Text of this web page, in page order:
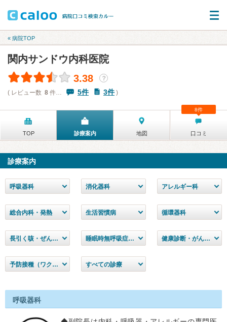
« 病院TOP
関内サンドウ内科医院
3.38
？
( レビュー数 8 件… 5件 3件)
TOP 診療案内 地図 口コミ
8件
診療案内
呼吸器科 消化器科 アレルギー科
総合内科・発熱 生活習慣病 循環器科
長引く咳・ぜんそく 睡眠時無呼吸症候群 健康診断・がん検診
予防接種（ワクチン） すべての診療
呼吸器科